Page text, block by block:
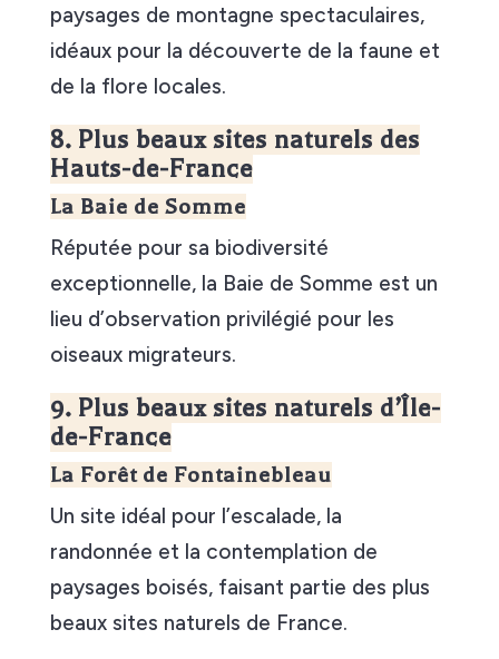
paysages de montagne spectaculaires,
idéaux pour la découverte de la faune et
de la flore locales.
8. Plus beaux sites naturels des
Hauts-de-France
La Baie de Somme
Réputée pour sa biodiversité
exceptionnelle, la Baie de Somme est un
lieu d’observation privilégié pour les
oiseaux migrateurs.
9. Plus beaux sites naturels d’Île-
de-France
La Forêt de Fontainebleau
Un site idéal pour l’escalade, la
randonnée et la contemplation de
paysages boisés, faisant partie des plus
beaux sites naturels de France.